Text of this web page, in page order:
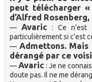
peut télécharger
d’Alfred
—Avaric : Ce n’est
particulièrement si c’est
— Admettons. Mais
dérangé par ce
—Avaric : Je ne
doute pas. Il ne me